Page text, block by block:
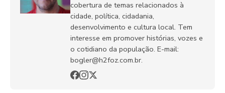
cobertura de temas relacionados à
cidade, política, cidadania,
desenvolvimento e cultura local. Tem
interesse em promover histórias, vozes e
o cotidiano da população. E-mail:
bogler@h2foz.com.br.